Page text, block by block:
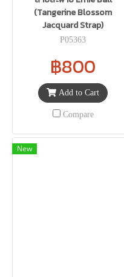
(Tangerine Blossom
Jacquard Strap)
P05363
฿800
Add to Cart
Compare
New